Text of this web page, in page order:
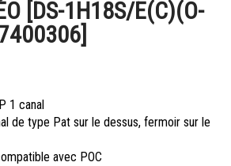
[DS-1H18S/E(C)(O-
1 canal
de type Pat sur le dessus, fermoir sur le
avec POC